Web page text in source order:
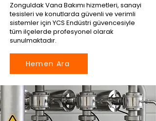
Zonguldak Vana Bakımı hizmetleri, sanayi
tesisleri ve konutlarda güvenli ve verimli
sistemler için YCS Endüstri güvencesiyle
tüm ilçelerde profesyonel olarak
sunulmaktadır.
Hemen Ara